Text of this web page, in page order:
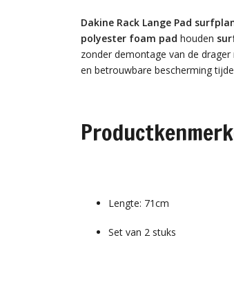
Dakine Rack Lange Pad
polyester foam pad houden
zonder demontage van de drager
en betrouwbare bescherming
Lengte: 71cm
Set van 2 stuks